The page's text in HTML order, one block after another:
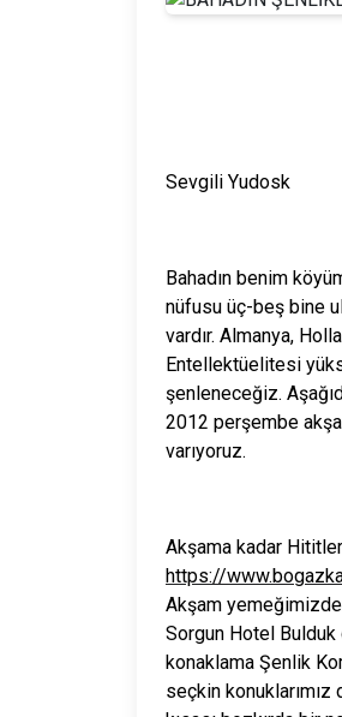
Sevgili Yudosk
Bahadın benim
nüfusu üç-beş bine
vardır. Almanya,
Entellektüelitesi
şenleneceğiz.
2012 perşembe
varıyoruz.
Akşama kadar
https://
Akşam
Sorgun Hotel Bulduk
konaklama Şenlik
seçkin konuklarımız